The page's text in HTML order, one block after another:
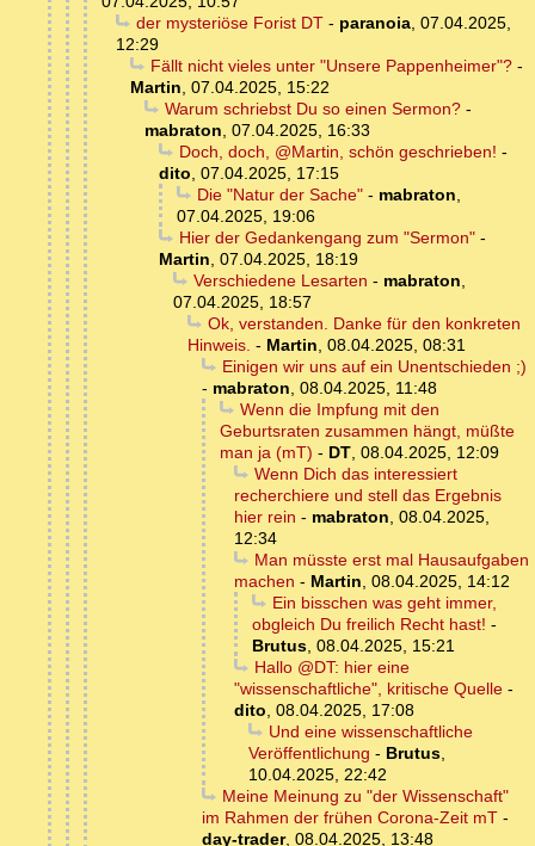
der mysteriöse Forist DT- paranoia, 07.04.2025,
12:29
Fällt nicht vieles unter "Unsere Pappenheimer"?-
Martin, 07.04.2025, 15:22
Warum schriebst Du so einen Sermon?-
mabraton, 07.04.2025, 16:33
Doch, doch, @Martin, schön geschrieben! -
dito, 07.04.2025, 17:15
Die "Natur der Sache"- mabraton,
07.04.2025, 19:06
Hier der Gedankengang zum "Sermon"-
Martin, 07.04.2025, 18:19
Verschiedene Lesarten - mabraton,
07.04.2025, 18:57
Ok, verstanden. Danke für den konkreten
Hinweis. - Martin, 08.04.2025, 08:31
Einigen wir uns auf ein Unentschieden ;)
- mabraton, 08.04.2025, 11:48
Wenn die Impfung mit den
Geburtsraten zusammen hängt, müßte
man ja (mT) - DT, 08.04.2025, 12:09
Wenn Dich das interessiert
recherchiere und stell das Ergebnis
hier rein - mabraton, 08.04.2025,
12:34
Man müsste erst mal Hausaufgaben
machen - Martin, 08.04.2025, 14:12
Ein bisschen was geht immer,
obgleich Du freilich Recht hast! -
Brutus, 08.04.2025, 15:21
Hallo @DT: hier eine
"wissenschaftliche", kritische Quelle -
dito, 08.04.2025, 17:08
Und eine wissenschaftliche
Veröffentlichung - Brutus,
10.04.2025, 22:42
Meine Meinung zu "der Wissenschaft"
im Rahmen der frühen Corona-Zeit mT -
day-trader, 08.04.2025, 13:48